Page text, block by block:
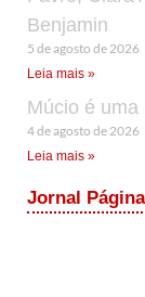
Benjamin
5 de agosto de 2026
Leia mais »
Múcio é uma
4 de agosto de 2026
Leia mais »
Jornal